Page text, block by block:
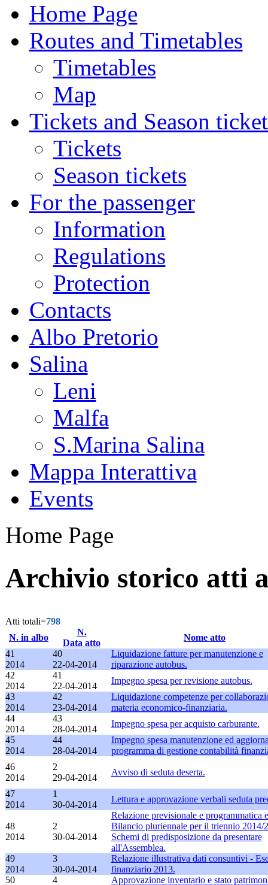
Home Page
Routes and Timetables
Timetables
Map
Tickets and Season
Tickets
Season tickets
For the passenger
Information
Regulations
Protection
Contacts
Albo Pretorio
Salina
Leni
Malfa
S.Marina Salina
Mappa Interattiva
Events
Home Page
Archivio storico atti
Atti totali=798
N. in albo
N.
Data atto
Nome atto
41
2014
40
22-04-2014
Liquidazione fatture per manutenzione e
riparazione autobus.
42
2014
41
22-04-2014
Impegno spesa per revisione autobus.
43
2014
42
23-04-2014
Liquidazione competenze per
materia economico-finanziaria.
44
2014
43
28-04-2014
Impegno spesa per acquisto carburante.
45
2014
44
28-04-2014
Impegno spesa manutenzione ed
programma di gestione contabilità
46
2014
2
29-04-2014
Avviso di seduta deserta.
47
2014
1
30-04-2014
Lettura e approvazione verbali seduta
48
2014
2
30-04-2014
Relazione previsionale e programmatica e
Bilancio pluriennale per il triennio 2014/
Schemi di predisposizione da presentare
all'Assemblea.
49
2014
3
30-04-2014
Relazione illustrativa dati consuntivi -
finanziario 2013.
50
4 Approvazione inventario e stato